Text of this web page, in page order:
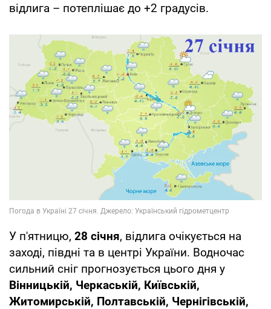
відлига – потеплішає до +2 градусів.
У п'ятницю, 28 січня, відлига очікується на
заході, півдні та в центрі України. Водночас
сильний сніг прогнозується цього дня у
Вінницькій, Черкаській, Київській,
Житомирській, Полтавській, Чернігівській,